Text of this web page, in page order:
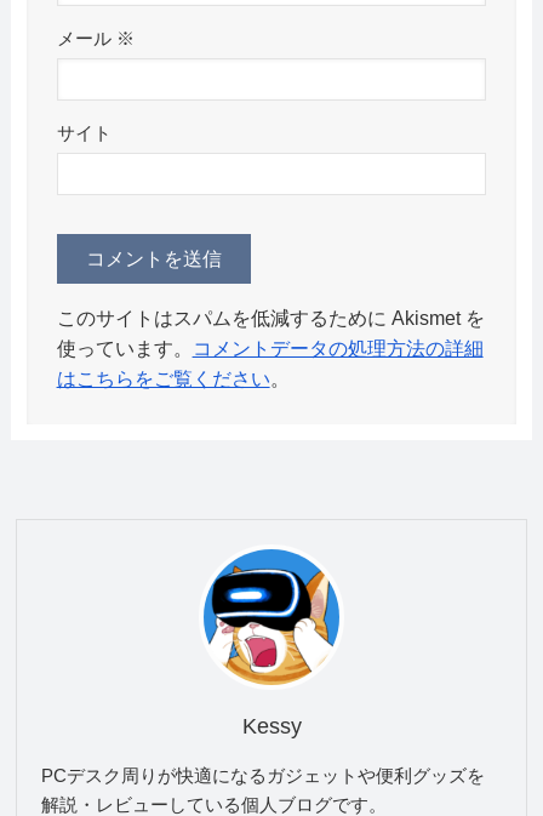
メール ※
サイト
このサイトはスパムを低減するために Akismet を
使っています。
コメントデータの処理方法の詳細
はこちらをご覧ください。
Kessy
PCデスク周りが快適になるガジェットや便利グッズを
解説・レビューしている個人ブログです。